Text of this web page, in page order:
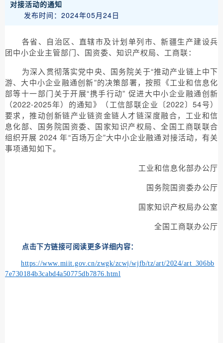
对接活动的通知
发布时间：2024年05月24日
各省、自治区、直辖市及计划单列市、新疆生产建设兵
团中小企业主管部门、国资委、知识产权局、工商联：
为深入贯彻落实党中央、国务院关于“推动产业链上中下
游、大中小企业融通创新”的决策部署，按照《工业和信息化
部等十一部门关于开展“携手行动” 促进大中小企业融通创新
（2022-2025年）的通知》（工信部联企业〔2022〕54号）
要求，推动创新链产业链资金链人才链深度融合，工业和信
息化部、国务院国资委、国家知识产权局、全国工商联联合
组织开展 2024 年“百场万企”大中小企业融通对接活动，有关
事项通知如下。
工业和信息化部办公厅
国务院国资委办公厅
国家知识产权局办公室
全国工商联办公厅
点击下方链接可阅读更多详细内容：
https://www.miit.gov.cn/zwgk/zcwj/wjfb/tz/art/2024/art_306bb
7e730184b3cabd4a50775db7876.html